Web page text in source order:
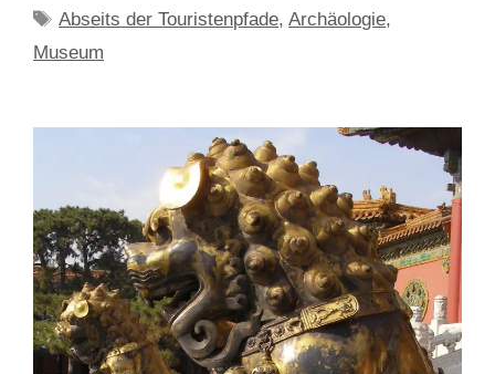
Schlagwörter
Abseits der Touristenpfade,Archäologie,
Museum